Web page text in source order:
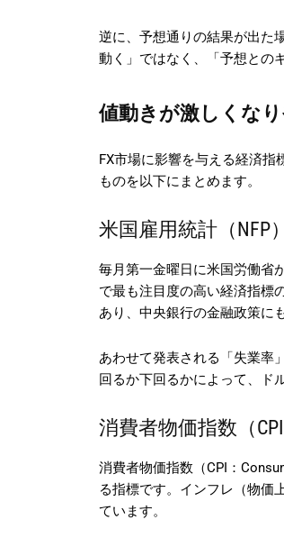
逆に、予想通りの結果が出た
動く」ではなく、「予想との
値動きが激しくな
FX市場に影響を与える経済
ものを以下にまとめます。
米国雇用統計（NFP）
毎月第一金曜日に米国労働省
で最も注目度の高い経済指標
あり、中央銀行の金融政策に
あわせて発表される「失業率
回るか下回るかによって、ド
消費者物価指数（CPI
消費者物価指数（CPI：
る指標です。インフレ（物価
ています。